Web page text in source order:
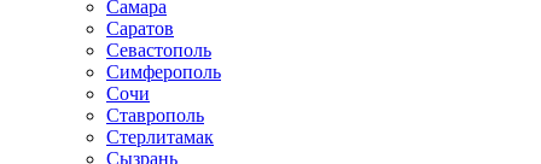
Самара
Саратов
Севастополь
Симферополь
Сочи
Ставрополь
Стерлитамак
Сызрань